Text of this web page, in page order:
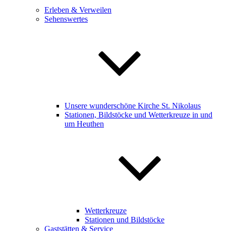
Erleben & Verweilen
Sehenswertes
Unsere wunderschöne Kirche St. Nikolaus
Stationen, Bildstöcke und Wetterkreuze in und
um Heuthen
Wetterkreuze
Stationen und Bildstöcke
Gaststätten & Service